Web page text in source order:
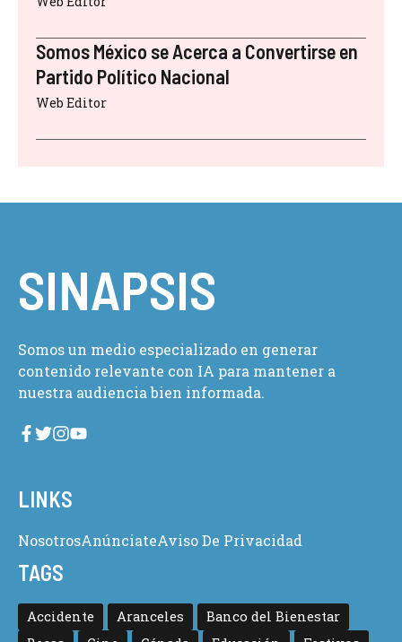
Somos México se Acerca a Convertirse en
Partido Político Nacional
Web Editor
SINAPSIS
Somos un medio especializado en generar
contenido relevante con IA para mantener a
nuestra audiencia bien informada.
LINKS
NosotrosAnúnciateAviso De Privacidad
TAGS
Accidente Aranceles
Banco del Bienestar